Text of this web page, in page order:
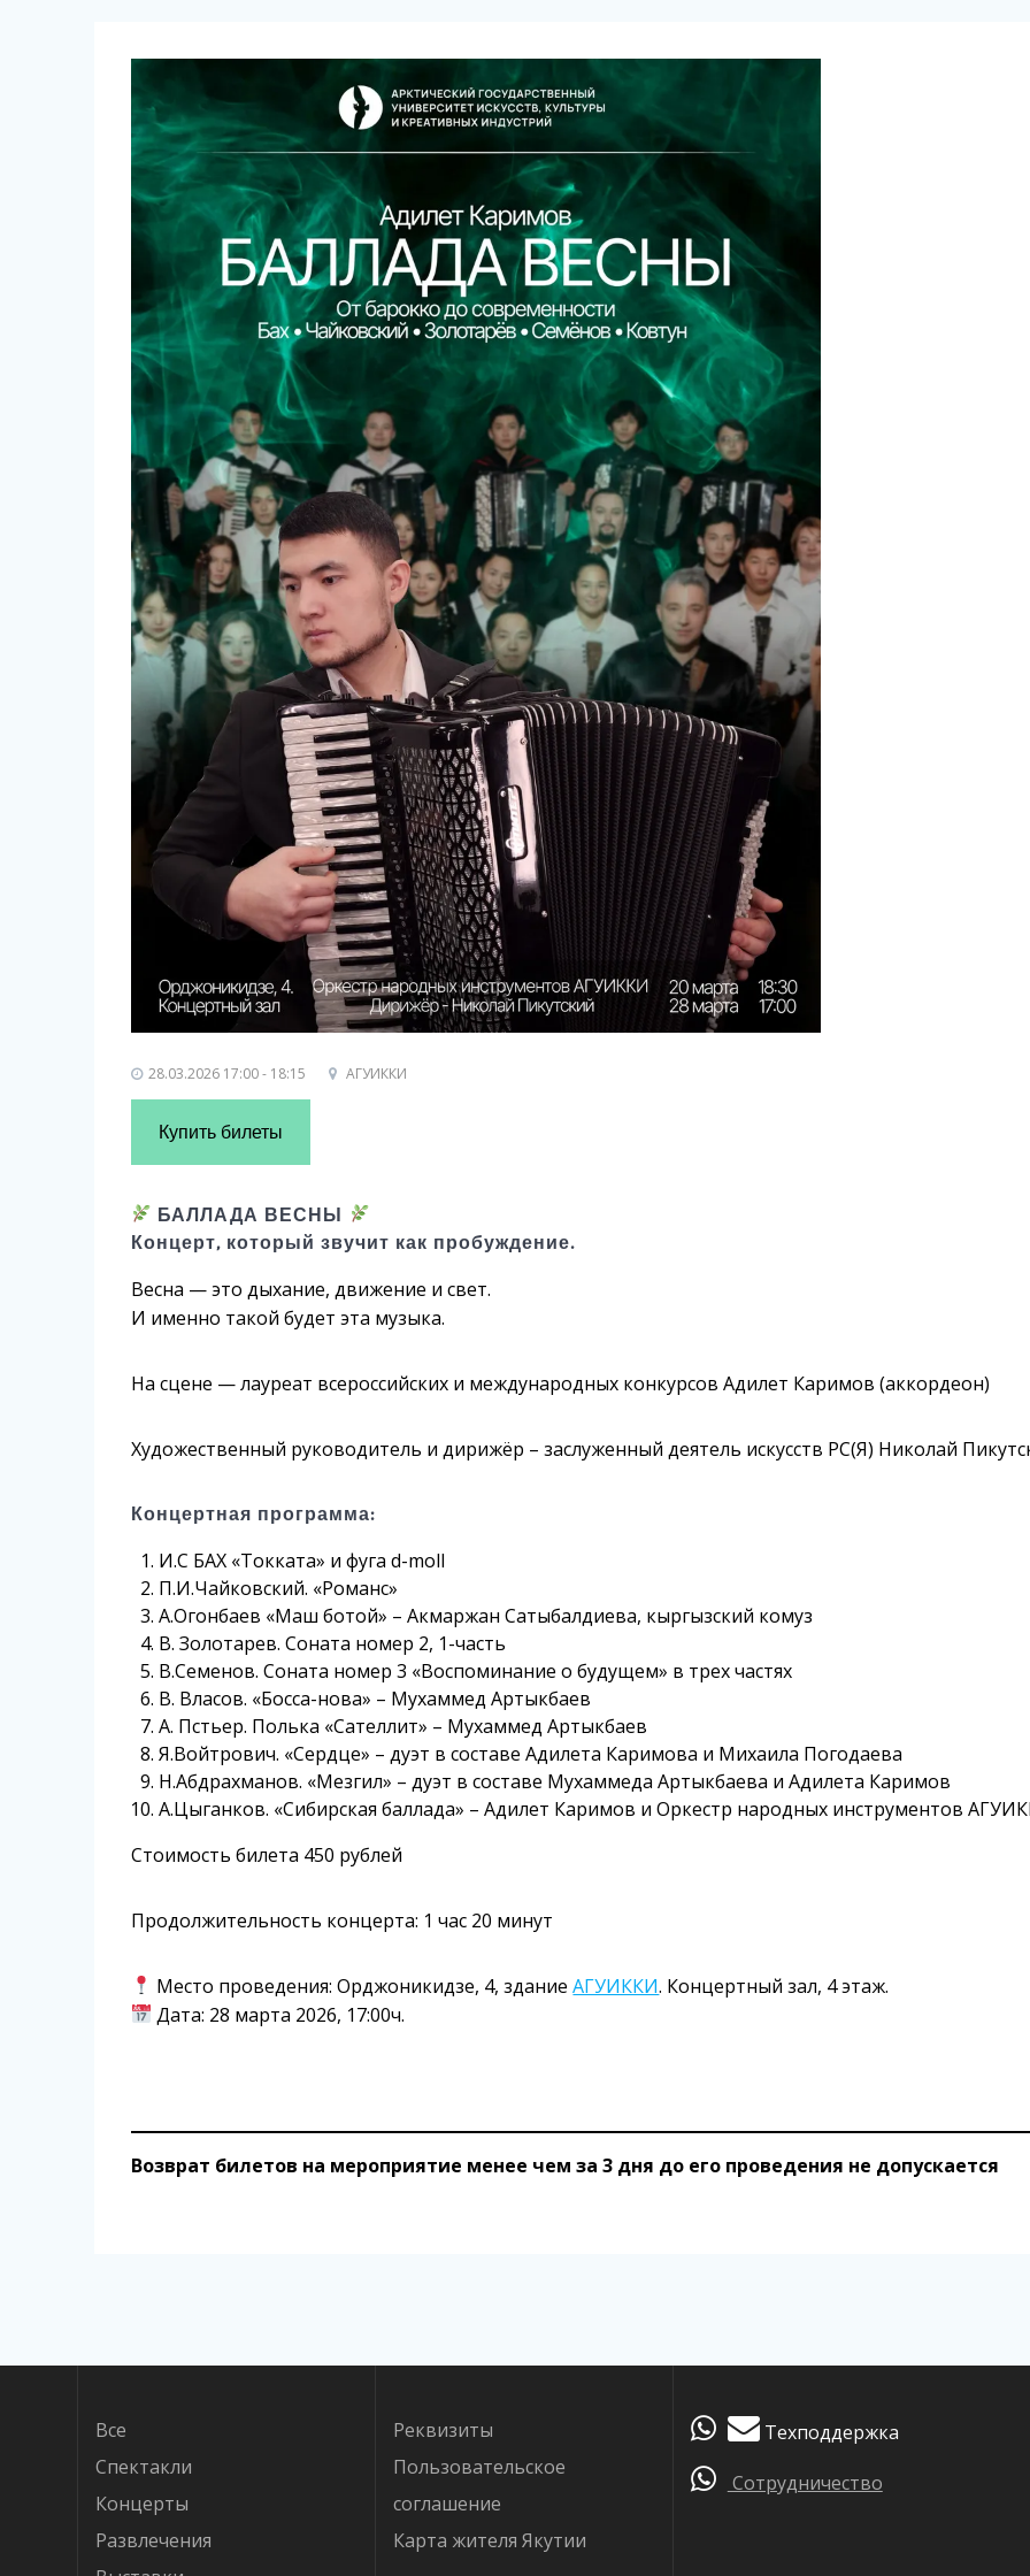
28.03.2026 17:00 - 18:15 АГУИККИ
Купить билеты
БАЛЛАДА ВЕСНЫ
Концерт, который звучит как пробуждение.
Весна — это дыхание, движение и свет.
И именно такой будет эта музыка.
На сцене — лауреат всероссийских и международных конкурсов Адилет Каримов (аккордеон)
Художественный руководитель и дирижёр – заслуженный деятель искусств РС(Я) Николай
Концертная программа:
И.С БАХ «Токката» и фуга d-moll
П.И.Чайковский. «Романс»
А.Огонбаев «Маш ботой» – Акмаржан Сатыбалдиева, кыргызский комуз
В. Золотарев. Соната номер 2, 1-часть
В.Семенов. Соната номер 3 «Воспоминание о будущем» в трех частях
В. Власов. «Босса-нова» – Мухаммед Артыкбаев
А. Пстьер. Полька «Сателлит» – Мухаммед Артыкбаев
Я.Войтрович. «Сердце» – дуэт в составе Адилета Каримова и Михаила Погодаева
Н.Абдрахманов. «Мезгил» – дуэт в составе Мухаммеда Артыкбаева и Адилета Каримов
А.Цыганков. «Сибирская баллада» – Адилет Каримов и Оркестр народных инструментов
Стоимость билета 450 рублей
Продолжительность концерта: 1 час 20 минут
Место проведения: Орджоникидзе, 4, зданиеАГУИККИ. Концертный зал, 4 этаж.
Дата: 28 марта 2026, 17:00ч.
Возврат билетов на мероприятие менее чем за 3 дня до его проведения не допускается
Все
Спектакли
Концерты
Развлечения
Реквизиты
Пользовательское
соглашение
Карта жителя Якутии
Техподдержка
Сотрудничество